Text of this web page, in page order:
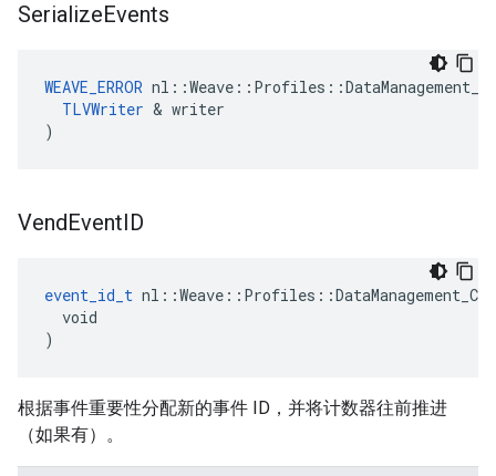
SerializeEvents
WEAVE_ERROR
TLVWriter & writer
)
VendEventID
event_id_t
  void
)
根据事件重要性分配新的事件 ID，并将计数器往前推进
（如果有）。